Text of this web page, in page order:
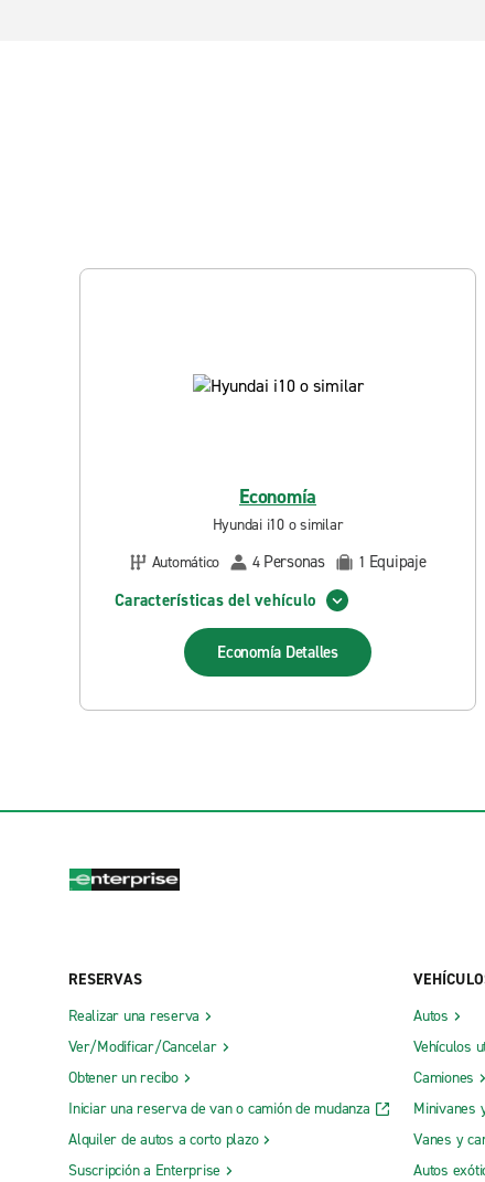
Economía
Hyundai i10 o similar
Automático
4 Personas 1 Equipaje
Características del vehículo
Economía Detalles
RESERVAS
Realizar una reserva
Ver/Modificar/Cancelar
Obtener un recibo
Iniciar una reserva de van o camión de mudanza
Alquiler de autos a corto plazo
Suscripción a Enterprise
Autos
Vehículos
Camiones
Minivanes
Vanes y
Autos